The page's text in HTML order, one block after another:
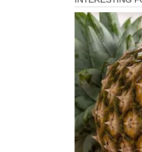
Ako ste slobodni,
birate sebe.
Rak više ne želi
POSAO –
Ova energija
Možda ste
ulagali trud bez